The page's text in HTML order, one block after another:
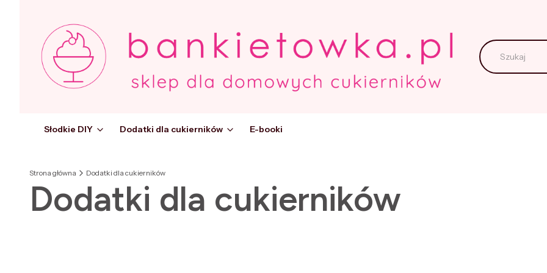
Słodkie DIY Dodatki dla cukierników E-booki
Strona główna Dodatki dla cukierników
Dodatki dla cukierników